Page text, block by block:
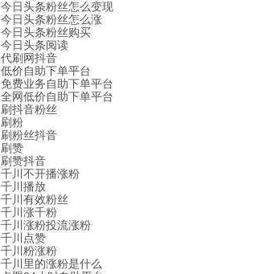
今日头条粉丝怎么变现
今日头条粉丝怎么涨
今日头条粉丝购买
今日头条阅读
代刷网抖音
低价自助下单平台
免费业务自助下单平台
全网低价自助下单平台
刷抖音粉丝
刷粉
刷粉丝抖音
刷赞
刷赞抖音
千川不开播涨粉
千川播放
千川有效粉丝
千川涨千粉
千川涨粉投流涨粉
千川点赞
千川粉涨粉
千川里的涨粉是什么